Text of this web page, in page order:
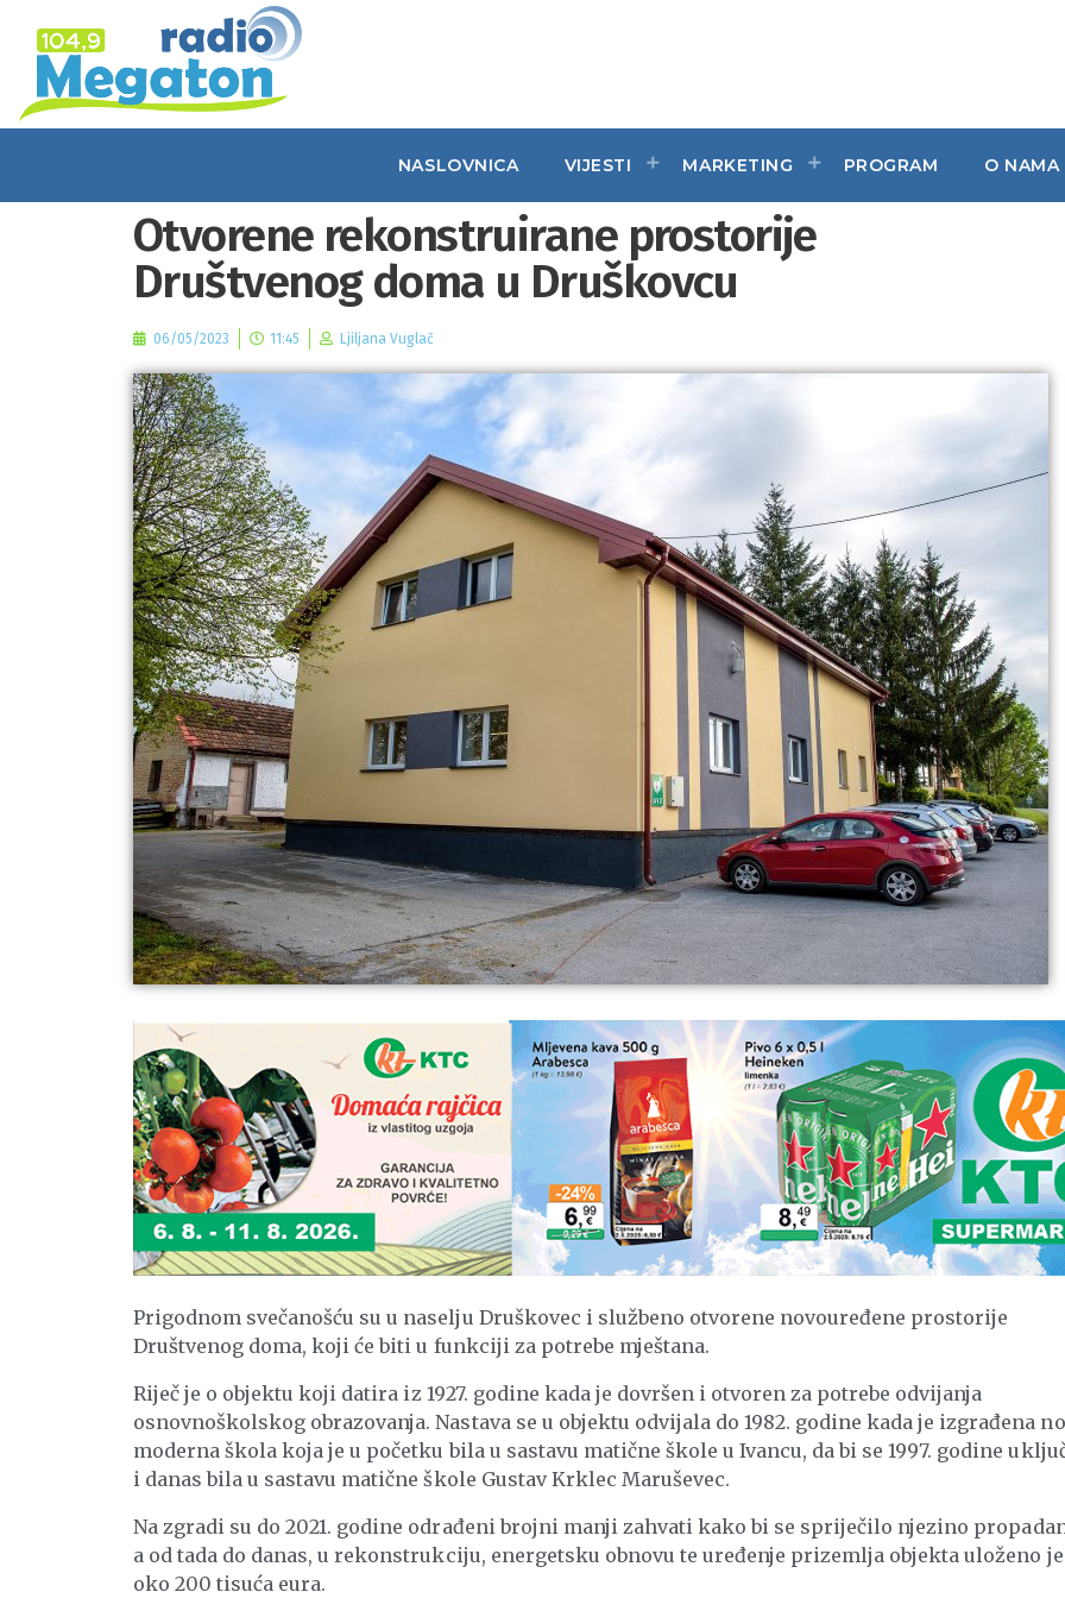
NASLOVNICA VIJESTI MARKETING PROGRAM O NAMA
Otvorene rekonstruirane prostorije
Društvenog doma u Druškovcu
06/05/2023 11:45 Ljiljana Vuglač
Prigodnom svečanošću su u naselju Druškovec i službeno otvorene novouređene prostorije
Društvenog doma, koji će biti u funkciji za potrebe mještana.
Riječ je o objektu koji datira iz 1927. godine kada je dovršen i otvoren za potrebe odvijanja
osnovnoškolskog obrazovanja. Nastava se u objektu odvijala do 1982. godine kada je izgrađena
moderna škola koja je u početku bila u sastavu matične škole u Ivancu, da bi se 1997. godine
i danas bila u sastavu matične škole Gustav Krklec Maruševec.
Na zgradi su do 2021. godine odrađeni brojni manji zahvati kako bi se spriječilo njezino
a od tada do danas, u rekonstrukciju, energetsku obnovu te uređenje prizemlja objekta uloženo je
oko 200 tisuća eura.